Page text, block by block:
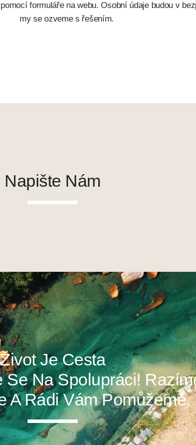
formuláře na webu. Osobní údaje budou v
my se ozveme s řešením.
Napište Nám
Život Je Cesta
Na Spolupráci!
A Rádi Vám Pomůžeme.